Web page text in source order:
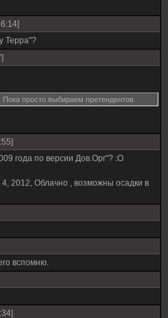
Терра"?
просто выбираем претендентов.
года по версии Дов.Орг"? :О
2012, Облачно , возможны осадки в
вспомню.